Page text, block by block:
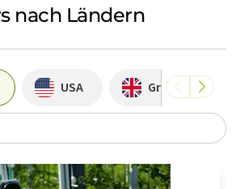
nach Ländern
USA Großbritannien